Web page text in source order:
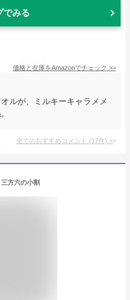
でみる
価格と在庫をAmazonでチェック >>
ルが、ミルキーキャラメメ
全てのおすすめコメント (17件) >
方六の小割